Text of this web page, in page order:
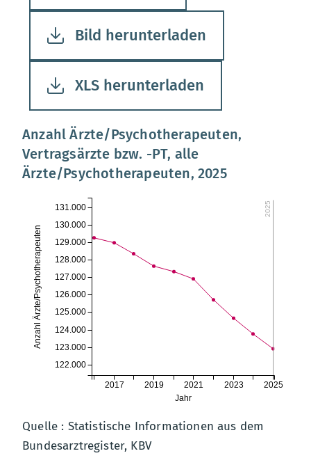
Bild herunterladen
XLS herunterladen
Anzahl Ärzte/Psychotherapeuten,
Vertragsärzte bzw. -PT, alle
Ärzte/Psychotherapeuten, 2025
2025
Jahr
2017 2019 2021 2023 2025
Anzahl Ärzte/Psychotherapeuten
122.000
123.000
124.000
125.000
126.000
127.000
128.000
129.000
130.000
131.000
Quelle : Statistische Informationen aus dem
Bundesarztregister, KBV